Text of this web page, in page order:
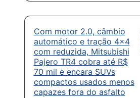
Com motor 2.0, câmbio
automático e tração 4×4
com reduzida, Mitsubishi
Pajero TR4 cobra até R$
70 mil e encara SUVs
compactos usados menos
capazes fora do asfalto